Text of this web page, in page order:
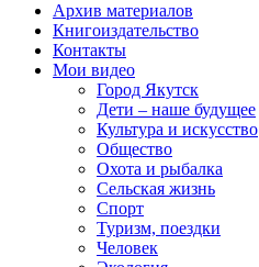
Архив материалов
Книгоиздательство
Контакты
Мои видео
Город Якутск
Дети – наше будущее
Культура и искусство
Общество
Охота и рыбалка
Сельская жизнь
Спорт
Туризм, поездки
Человек